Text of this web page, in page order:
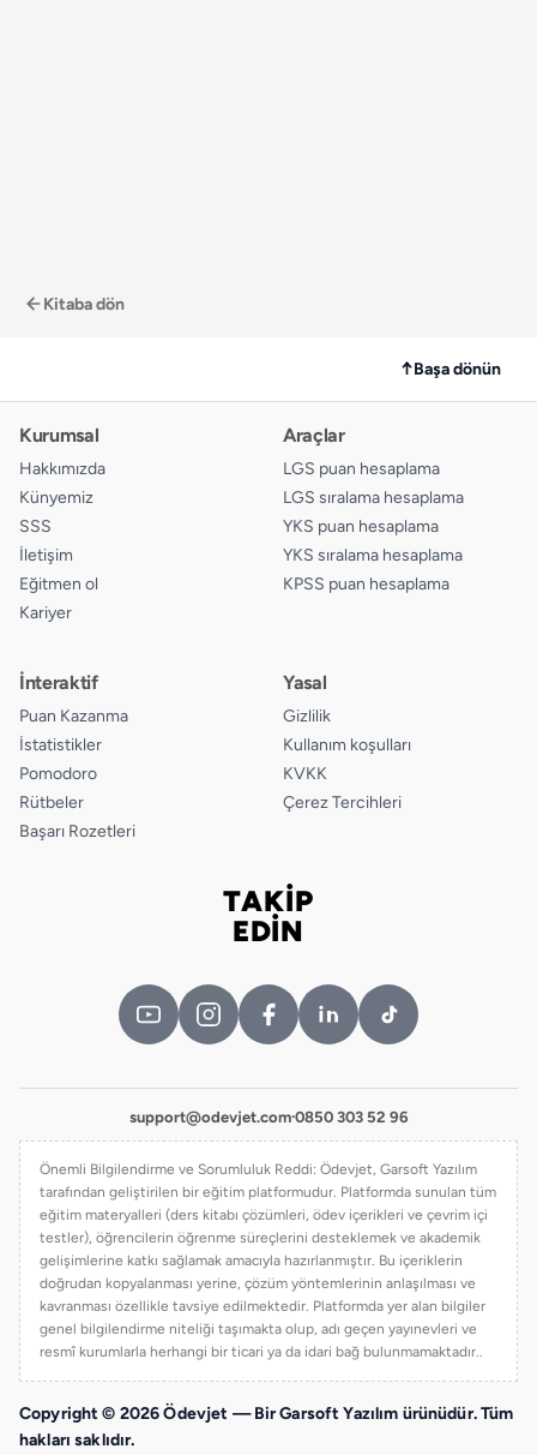
Kitaba dön
↑Başa dönün
Kurumsal
Hakkımızda
Künyemiz
SSS
İletişim
Eğitmen ol
Kariyer
Araçlar
LGS puan hesaplama
LGS sıralama hesaplama
YKS puan hesaplama
YKS sıralama hesaplama
KPSS puan hesaplama
İnteraktif
Puan Kazanma
İstatistikler
Pomodoro
Rütbeler
Başarı Rozetleri
Yasal
Gizlilik
Kullanım koşulları
KVKK
Çerez Tercihleri
TAKİP
EDİN
support@odevjet.com·0850 303 52 96
Önemli Bilgilendirme ve Sorumluluk Reddi: Ödevjet, Garsoft Yazılım
tarafından geliştirilen bir eğitim platformudur. Platformda sunulan tüm
eğitim materyalleri (ders kitabı çözümleri, ödev içerikleri ve çevrim içi
testler), öğrencilerin öğrenme süreçlerini desteklemek ve akademik
gelişimlerine katkı sağlamak amacıyla hazırlanmıştır. Bu içeriklerin
doğrudan kopyalanması yerine, çözüm yöntemlerinin anlaşılması ve
kavranması özellikle tavsiye edilmektedir. Platformda yer alan bilgiler
genel bilgilendirme niteliği taşımakta olup, adı geçen yayınevleri ve
resmî kurumlarla herhangi bir ticari ya da idari bağ bulunmamaktadır..
Copyright © 2026 Ödevjet — Bir Garsoft Yazılım ürünüdür. Tüm
hakları saklıdır.